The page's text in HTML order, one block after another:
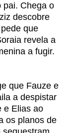
pai. Chega o
descobre
que
revela a
a fugir.
que Fauze e
a despistar
e Elias ao
os planos de